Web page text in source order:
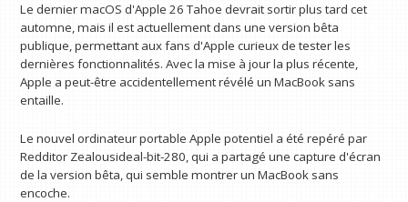
Le dernier macOS d'Apple 26 Tahoe devrait sortir plus tard cet
automne, mais il est actuellement dans une version bêta
publique, permettant aux fans d'Apple curieux de tester les
dernières fonctionnalités. Avec la mise à jour la plus récente,
Apple a peut-être accidentellement révélé un MacBook sans
entaille.
Le nouvel ordinateur portable Apple potentiel a été repéré par
Redditor Zealousideal-bit-280, qui a partagé une capture d'écran
de la version bêta, qui semble montrer un MacBook sans
encoche.